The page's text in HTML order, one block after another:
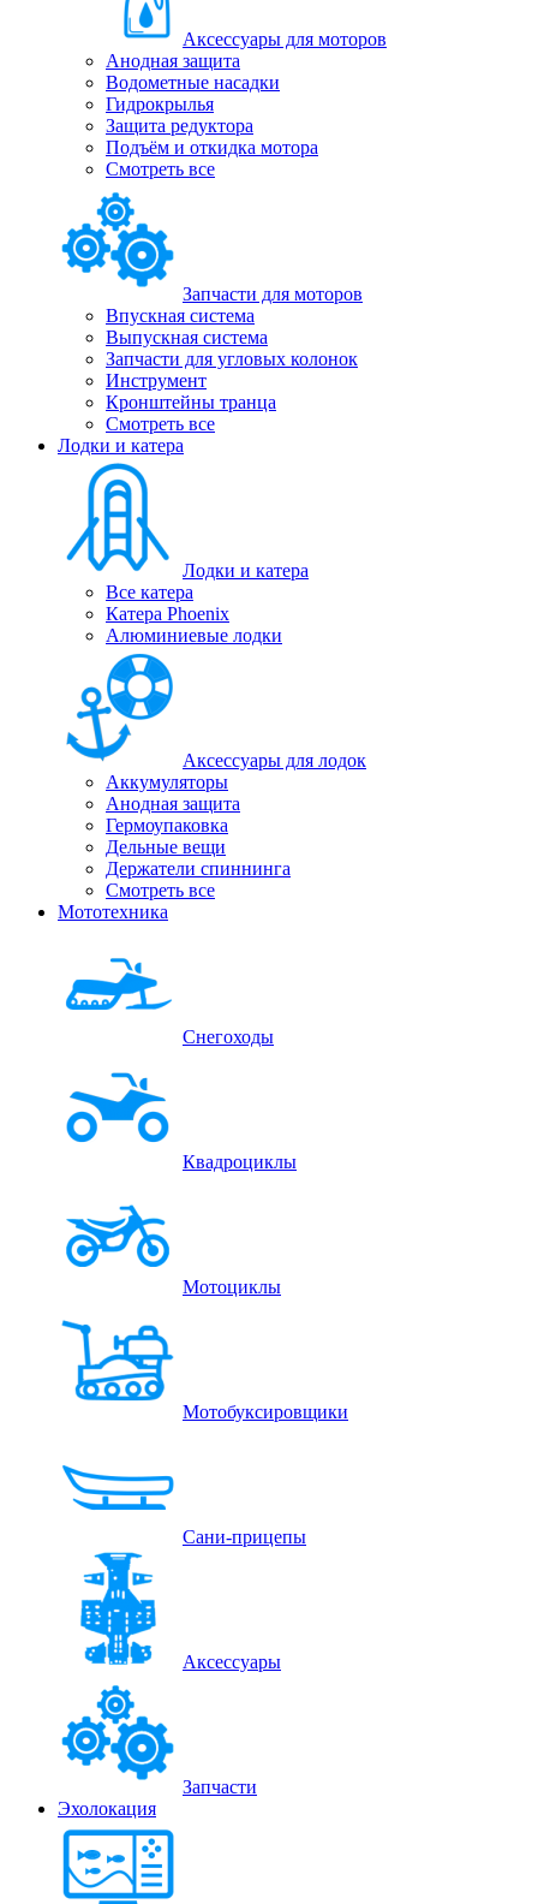
Аксессуары для моторов
Анодная защита
Водометные насадки
Гидрокрылья
Защита редуктора
Подъём и откидка мотора
Смотреть все
Запчасти для моторов
Впускная система
Выпускная система
Запчасти для угловых колонок
Инструмент
Кронштейны транца
Смотреть все
Лодки и катера
Лодки и катера
Все катера
Катера Phoenix
Алюминиевые лодки
Аксессуары для лодок
Аккумуляторы
Анодная защита
Гермоупаковка
Дельные вещи
Держатели спиннинга
Смотреть все
Мототехника
Снегоходы
Квадроциклы
Мотоциклы
Мотобуксировщики
Сани-прицепы
Аксессуары
Запчасти
Эхолокация